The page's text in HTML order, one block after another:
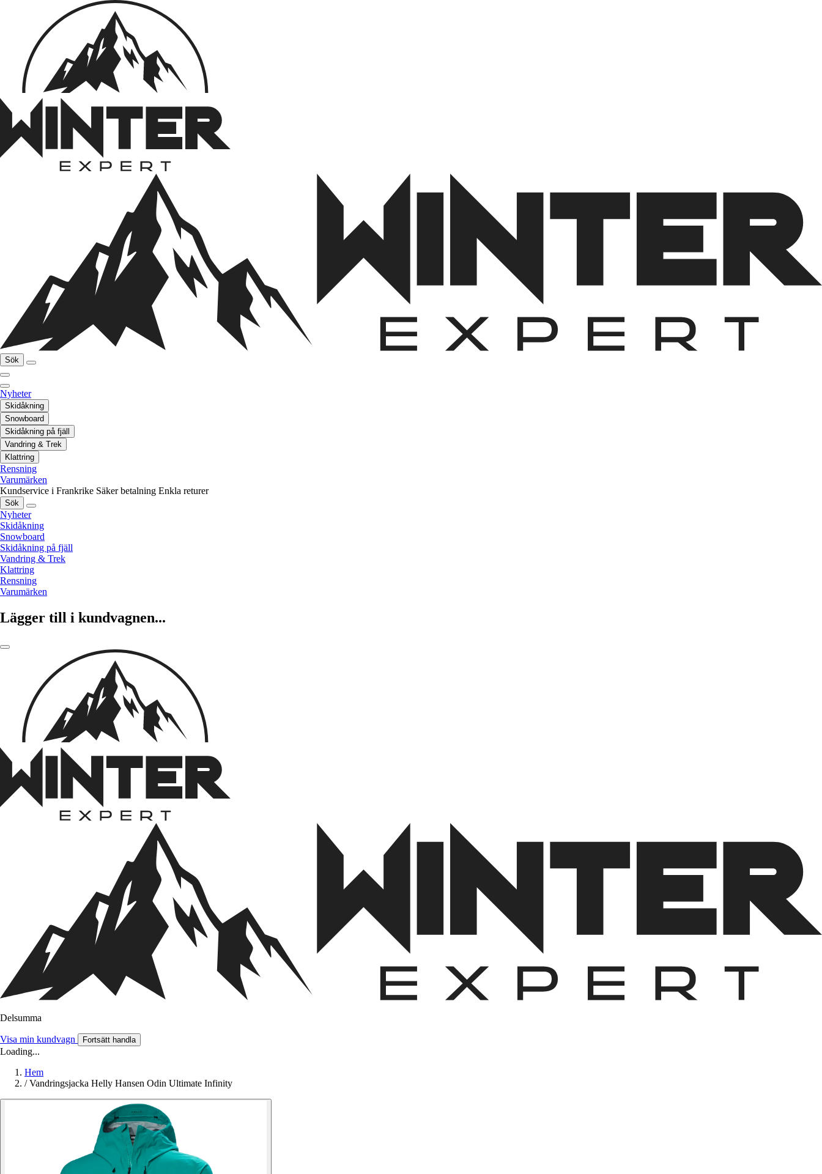
Sök
Nyheter
Skidåkning
Snowboard
Skidåkning på fjäll
Vandring & Trek
Klattring
Rensning
Varumärken
Kundservice i Frankrike Säker betalning Enkla returer
Sök
Nyheter
Skidåkning
Snowboard
Skidåkning på fjäll
Vandring & Trek
Klattring
Rensning
Varumärken
Lägger till i kundvagnen...
Delsumma
Visa min kundvagn Fortsätt handla
Loading...
Hem
/ Vandringsjacka Helly Hansen Odin Ultimate Infinity